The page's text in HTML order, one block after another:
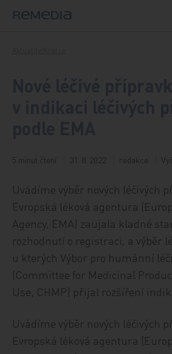
5 minut čtení 31. 8. 2022 redakce
Uvádíme výběr nových léčivých
Evropská léková agentura
Agency, EMA) zaujala kladné
rozhodnutí o registraci, a výběr
u kterých Výbor pro humánní
(Committee for Medicinal
Use, CHMP) přijal rozšíření
Uvádíme výběr nových léčivých
Evropská léková agentura